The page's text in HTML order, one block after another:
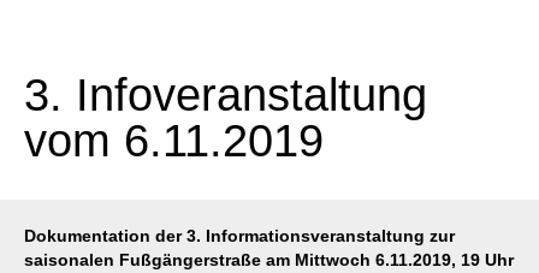
3. Infoveranstaltung
vom 6.11.2019
Dokumentation der 3. Informationsveranstaltung zur
saisonalen Fußgängerstraße am Mittwoch 6.11.2019, 19 Uhr